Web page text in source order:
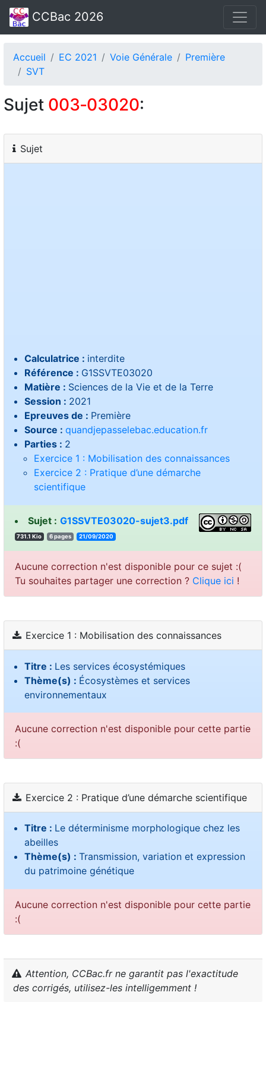
CCBac 2026
Accueil EC 2021 Voie Générale
Première
SVT
Sujet 003‑03020:
Sujet
Calculatrice : interdite
Référence : G1SSVTE03020
Matière : Sciences de la Vie et de la Terre
Session : 2021
Epreuves de : Première
Source : quandjepasselebac.education.fr
Parties : 2
Exercice 1 : Mobilisation des connaissances
Exercice 2 : Pratique d’une démarche
scientifique
Sujet : G1SSVTE03020-sujet3.pdf
731.1 Kio 6 pages 21/09/2020
Aucune correction n'est disponible pour ce sujet :(
Tu souhaites partager une correction ? Clique ici !
Exercice 1 : Mobilisation des connaissances
Titre : Les services écosystémiques
Thème(s) : Écosystèmes et services
environnementaux
Aucune correction n'est disponible pour cette partie
:(
Exercice 2 : Pratique d’une démarche scientifique
Titre : Le déterminisme morphologique chez les
abeilles
Thème(s) : Transmission, variation et expression
du patrimoine génétique
Aucune correction n'est disponible pour cette partie
:(
Attention, CCBac.fr ne garantit pas l'exactitude
des corrigés, utilisez-les intelligemment !